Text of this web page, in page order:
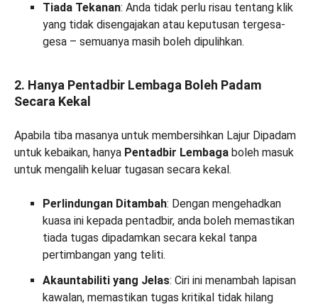
Tiada Tekanan: Anda tidak perlu risau tentang klik
yang tidak disengajakan atau keputusan tergesa-
gesa – semuanya masih boleh dipulihkan.
2. Hanya Pentadbir Lembaga Boleh Padam
Secara Kekal
Apabila tiba masanya untuk membersihkan Lajur Dipadam
untuk kebaikan, hanya Pentadbir Lembaga boleh masuk
untuk mengalih keluar tugasan secara kekal.
Perlindungan Ditambah: Dengan mengehadkan
kuasa ini kepada pentadbir, anda boleh memastikan
tiada tugas dipadamkan secara kekal tanpa
pertimbangan yang teliti.
Akauntabiliti yang Jelas: Ciri ini menambah lapisan
kawalan, memastikan tugas kritikal tidak hilang